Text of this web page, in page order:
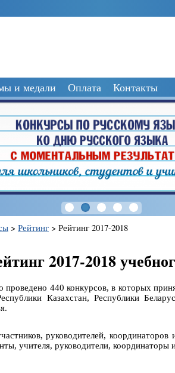
и медали Оплата Контакты
> Рейтинг > Рейтинг 2017-2018
2017-2018
440 конкурсов, в которых
Казахстан, Республики
руководителей, координаторов
учителя, руководители, координаторы